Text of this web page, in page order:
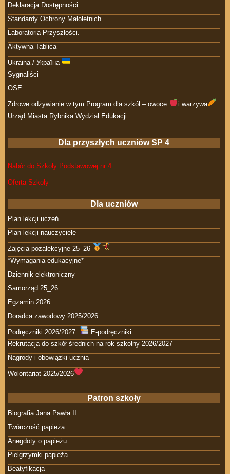
Deklaracja Dostępności
Standardy Ochrony Małoletnich
Laboratoria Przyszłości.
Aktywna Tablica
Ukraina / Україна
Sygnaliści
OSE
Zdrowe odżywianie w tym:Program dla szkół – owoce
i warzywa
Urząd Miasta Rybnika Wydział Edukacji
Dla przyszłych uczniów SP 4
Nabór do Szkoły Podstawowej nr 4
Oferta Szkoły
Dla uczniów
Plan lekcji uczeń
Plan lekcji nauczyciele
Zajęcia pozalekcyjne 25_26
*Wymagania edukacyjne*
Dziennik elektroniczny
Samorząd 25_26
Egzamin 2026
Doradca zawodowy 2025/2026
Podręczniki 2026/2027.
E-podręczniki
Rekrutacja do szkół średnich na rok szkolny 2026/2027
Nagrody i obowiązki ucznia
Wolontariat 2025/2026
Patron szkoły
Biografia Jana Pawła II
Twórczość papieża
Anegdoty o papieżu
Pielgrzymki papieża
Beatyfikacja